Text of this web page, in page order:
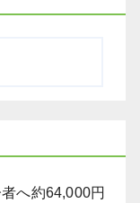
へ約64,000円